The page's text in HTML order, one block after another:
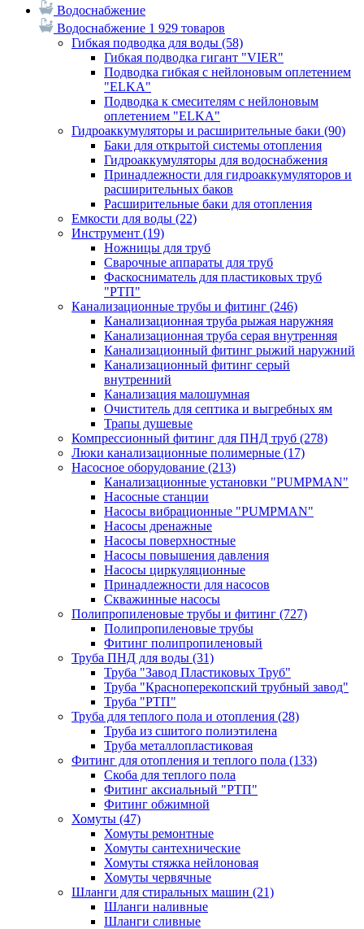
Водоснабжение
Водоснабжение 1 929 товаров
Гибкая подводка для воды (58)
Гибкая подводка гигант "VIER"
Подводка гибкая с нейлоновым оплетением
"ELKA"
Подводка к смесителям с нейлоновым
оплетением "ELKA"
Гидроаккумуляторы и расширительные баки (90)
Баки для открытой системы отопления
Гидроаккумуляторы для водоснабжения
Принадлежности для гидроаккумуляторов и
расширительных баков
Расширительные баки для отопления
Емкости для воды (22)
Инструмент (19)
Ножницы для труб
Сварочные аппараты для труб
Фаскосниматель для пластиковых труб
"РТП"
Канализационные трубы и фитинг (246)
Канализационная труба рыжая наружняя
Канализационная труба серая внутренняя
Канализационный фитинг рыжий наружний
Канализационный фитинг серый
внутренний
Канализация малошумная
Очиститель для септика и выгребных ям
Трапы душевые
Компрессионный фитинг для ПНД труб (278)
Люки канализационные полимерные (17)
Насосное оборудование (213)
Канализационные установки "PUMPMAN"
Насосные станции
Насосы вибрационные "PUMPMAN"
Насосы дренажные
Насосы поверхностные
Насосы повышения давления
Насосы циркуляционные
Принадлежности для насосов
Скважинные насосы
Полипропиленовые трубы и фитинг (727)
Полипропиленовые трубы
Фитинг полипропиленовый
Труба ПНД для воды (31)
Труба "Завод Пластиковых Труб"
Труба "Красноперекопский трубный завод"
Труба "РТП"
Труба для теплого пола и отопления (28)
Труба из сшитого полиэтилена
Труба металлопластиковая
Фитинг для отопления и теплого пола (133)
Скоба для теплого пола
Фитинг аксиальный "РТП"
Фитинг обжимной
Хомуты (47)
Хомуты ремонтные
Хомуты сантехнические
Хомуты стяжка нейлоновая
Хомуты червячные
Шланги для стиральных машин (21)
Шланги наливные
Шланги сливные